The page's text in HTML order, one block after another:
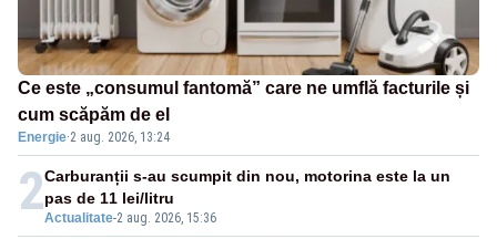
Ce este „consumul fantomă” care ne umflă facturile și
cum scăpăm de el
Energie·2 aug. 2026, 13:24
2Actualitate-2 aug. 2026, 15:36
Carburanții s-au scumpit din nou, motorina este la un
pas de 11 lei/litru